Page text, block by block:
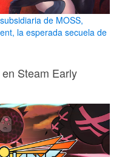
de MOSS,
la esperada secuela de
Steam Early